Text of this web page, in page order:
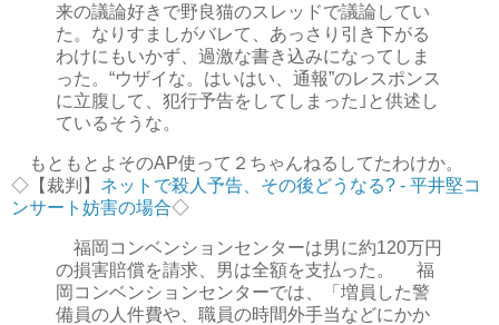
来の議論好きで野良猫のスレッドで議論してい
た。なりすましがバレて、あっさり引き下がる
わけにもいかず、過激な書き込みになってしま
った。“ウザイな。はいはい、通報”のレスポンス
に立腹して、犯行予告をしてしまった｣と供述し
ているそうな。
もともとよそのAP使って２ちゃんねるしてたわけか。
◇【裁判】 ネットで殺人予告、その後どうなる? - 平井堅コ
ンサート妨害の場合◇
福岡コンベンションセンターは男に約120万円
の損害賠償を請求、男は全額を支払った。 福
岡コンベンションセンターでは、「増員した警
備員の人件費や、職員の時間外手当などにかか